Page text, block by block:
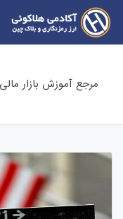
مرجع آموزش بازار